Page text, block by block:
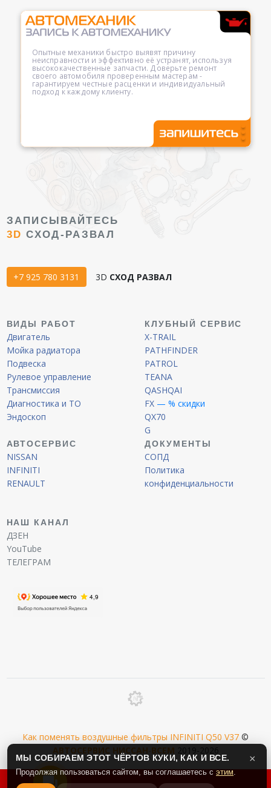
Опытные механики быстро выявят причину
неисправности и эффективно её устранят, используя
высококачественные запчасти. Доверьте ремонт
своего автомобиля проверенным мастерам -
гарантируем честные расценки и индивидуальный
подход к каждому клиенту.
ЗАПИСЫВАЙТЕСЬ
3D СХОД-РАЗВАЛ
+7 925 780 3131 3D СХОД РАЗВАЛ
ВИДЫ РАБОТ
Двигатель
Мойка радиатора
Подвеска
Рулевое управление
Трансмиссия
Диагностика и ТО
Эндоскоп
КЛУБНЫЙ СЕРВИС
X-TRAIL
PATHFINDER
PATROL
TEANA
QASHQAI
FX — % скидки
QX70
G
АВТОСЕРВИС
NISSAN
INFINITI
RENAULT
ДОКУМЕНТЫ
СОПД
Политика
конфиденциальности
НАШ КАНАЛ
ДЗЕН
YouTube
ТЕЛЕГРАМ
Как поменять воздушные фильтры INFINITI Q50 V37 ©
АВТОСЕРВИС НИССАН-ВСЕМ 2019-2026
МЫ СОБИРАЕМ ЭТОТ ЧЁРТОВ КУКИ, КАК И ВСЕ.
Продолжая пользоваться сайтом, вы соглашаетесь сэтим.
×